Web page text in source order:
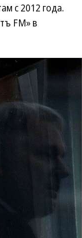
с 2012 года.
FM» в